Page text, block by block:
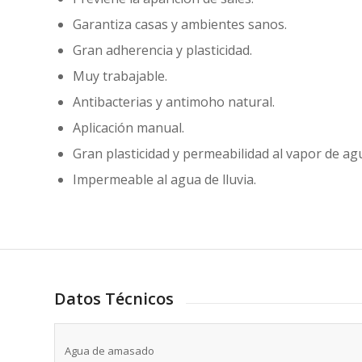
Garantiza casas y ambientes sanos.
Gran adherencia y plasticidad.
Muy trabajable.
Antibacterias y antimoho natural.
Aplicación manual.
Gran plasticidad y permeabilidad al vapor de
Impermeable al agua de lluvia.
Datos Técnicos
Agua de amasado